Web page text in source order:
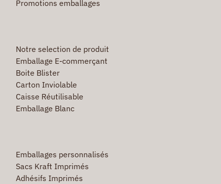
Promotions emballages
Notre selection de produit
Emballage E-commerçant
Boite Blister
Carton Inviolable
Caisse Réutilisable
Emballage Blanc
Emballages personnalisés
Sacs Kraft Imprimés
Adhésifs Imprimés